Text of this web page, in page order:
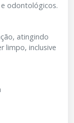
odontológicos.
atingindo
limpo, inclusive